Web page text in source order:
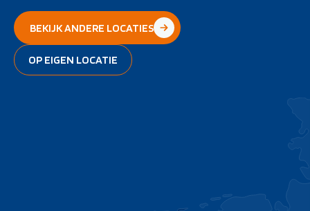
BEKIJK ANDERE LOCATIES
OP EIGEN LOCATIE